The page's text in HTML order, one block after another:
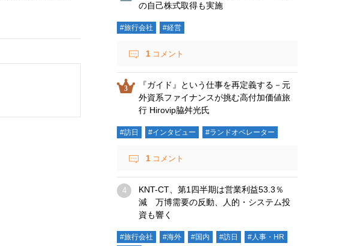
の自己株式取得も実施
#旅行会社 #経営
1 コメント
『ガイド』という仕事を再定義する－元
外資系ファイナンスが挑む高付加価値旅
行 Hirovip脇舛光氏
#訪日 #インタビュー #ランドオペレーター
1 コメント
KNT-CT、第1四半期は営業利益53.3％
減 万博需要の反動、人的・システム投
資も響く
#旅行会社 #海外 #国内 #訪日 #人事・HR